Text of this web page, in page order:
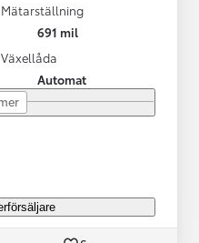
Mätarställning
691 mil
Växellåda
Automat